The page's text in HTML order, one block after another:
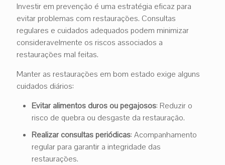
Investir em prevenção é uma estratégia eficaz para
evitar problemas com restaurações. Consultas
regulares e cuidados adequados podem minimizar
consideravelmente os riscos associados a
restaurações mal feitas.
Manter as restaurações em bom estado exige alguns
cuidados diários:
Evitar alimentos duros ou pegajosos: Reduzir o
risco de quebra ou desgaste da restauração.
Realizar consultas periódicas: Acompanhamento
regular para garantir a integridade das
restaurações.